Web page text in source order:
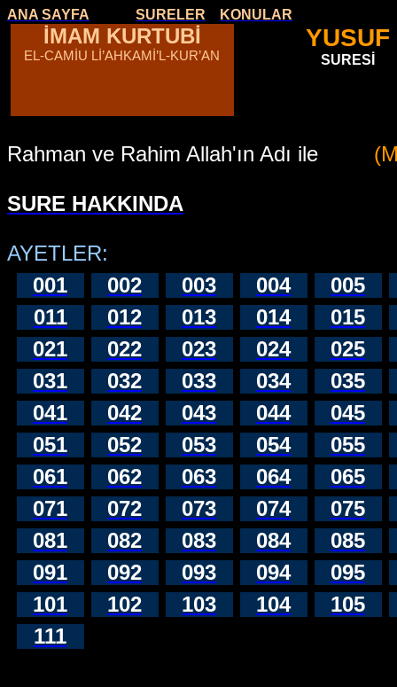
ANA SAYFA SURELER KONULAR
İMAM KURTUBİ
EL-CAMİU Lİ’AHKAMİ’L-KUR’AN
YUSUF
SURESİ
Rahman ve Rahim Allah'ın Adı ile
SURE HAKKINDA
AYETLER:
001
002 003 004
005
011
012 013 014
015
021
022 023 024
025
031
032 033 034
035
041
042 043 044
045
051
052 053 054
055
061
062 063 064
065
071
072 073 074
075
081
082 083 084
085
091
092 093 094
095
101
102 103 104
105
111